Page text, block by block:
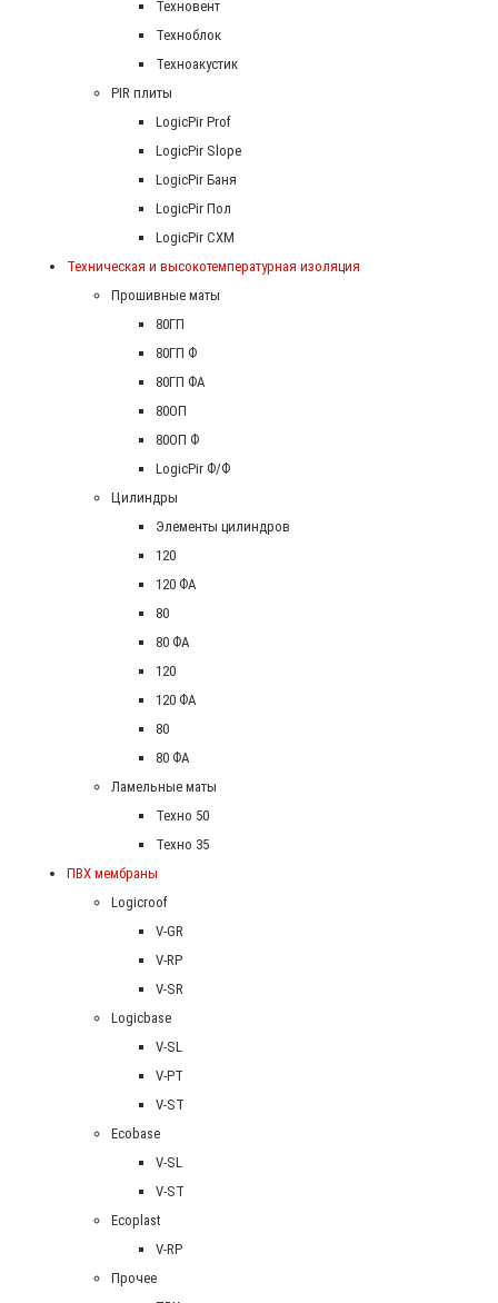
Техновент
Техноблок
Техноакустик
PIR плиты
LogicPir Prof
LogicPir Slope
LogicPir Баня
LogicPir Пол
LogicPir СХМ
Техническая и высокотемпературная изоляция
Прошивные маты
80ГП
80ГП Ф
80ГП ФА
80ОП
80ОП Ф
LogicPir Ф/Ф
Цилиндры
Элементы цилиндров
120
120 ФА
80
80 ФА
120
120 ФА
80
80 ФА
Ламельные маты
Техно 50
Техно 35
ПВХ мембраны
Logicroof
V-GR
V-RP
V-SR
Logicbase
V-SL
V-PT
V-ST
Ecobase
V-SL
V-ST
Ecoplast
V-RP
Прочее